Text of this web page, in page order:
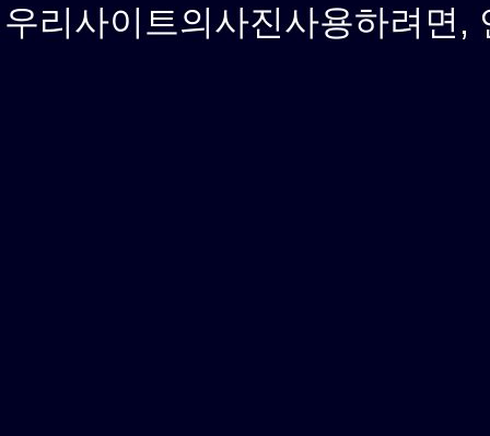
우리사이트의사진사용하려면,